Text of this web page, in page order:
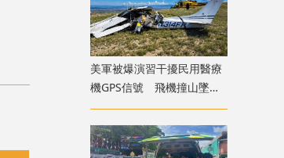
美軍被爆演習干擾民用醫療
機GPS信號 飛機撞山墜毀
致4死